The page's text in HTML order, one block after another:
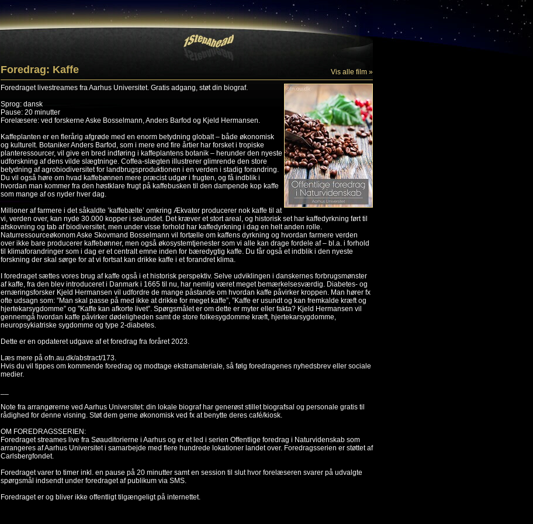
Foredrag: Kaffe
Vis alle film »
Foredraget livestreames fra Aarhus Universitet. Gratis adgang, støt din biograf.
Sprog: dansk
Pause: 20 minutter
Forelæsere: ved forskerne Aske Bosselmann, Anders Barfod og Kjeld Hermansen.
Kaffeplanten er en flerårig afgrøde med en enorm betydning globalt – både økonomisk
og kulturelt. Botaniker Anders Barfod, som i mere end fire årtier har forsket i tropiske
planteressourcer, vil give en bred indføring i kaffeplantens botanik – herunder den nyeste
udforskning af dens vilde slægtninge. Coffea-slægten illustrerer glimrende den store
betydning af agrobiodiversitet for landbrugsproduktionen i en verden i stadig forandring.
Du vil også høre om hvad kaffebønnen mere præcist udgør i frugten, og få indblik i
hvordan man kommer fra den høstklare frugt på kaffebusken til den dampende kop kaffe
som mange af os nyder hver dag.
Millioner af farmere i det såkaldte ’kaffebælte’ omkring Ækvator producerer nok kaffe til at
vi, verden over, kan nyde 30.000 kopper i sekundet. Det kræver et stort areal, og historisk set har kaffedyrkning ført til
afskovning og tab af biodiversitet, men under visse forhold har kaffedyrkning i dag en helt anden rolle.
Naturressourceøkonom Aske Skovmand Bosselmann vil fortælle om kaffens dyrkning og hvordan farmere verden
over ikke bare producerer kaffebønner, men også økosystemtjenester som vi alle kan drage fordele af – bl.a. i forhold
til klimaforandringer som i dag er et centralt emne inden for bæredygtig kaffe. Du får også et indblik i den nyeste
forskning der skal sørge for at vi fortsat kan drikke kaffe i et forandret klima.
I foredraget sættes vores brug af kaffe også i et historisk perspektiv. Selve udviklingen i danskernes forbrugsmønster
af kaffe, fra den blev introduceret i Danmark i 1665 til nu, har nemlig været meget bemærkelsesværdig. Diabetes- og
ernæringsforsker Kjeld Hermansen vil udfordre de mange påstande om hvordan kaffe påvirker kroppen. Man hører fx
ofte udsagn som: ”Man skal passe på med ikke at drikke for meget kaffe”, ”Kaffe er usundt og kan fremkalde kræft og
hjertekarsygdomme” og ”Kaffe kan afkorte livet”. Spørgsmålet er om dette er myter eller fakta? Kjeld Hermansen vil
gennemgå hvordan kaffe påvirker dødeligheden samt de store folkesygdomme kræft, hjertekarsygdomme,
neuropsykiatriske sygdomme og type 2-diabetes.
Dette er en opdateret udgave af et foredrag fra foråret 2023.
Læs mere på ofn.au.dk/abstract/173.
Hvis du vil tippes om kommende foredrag og modtage ekstramateriale, så følg foredragenes nyhedsbrev eller sociale
medier.
Note fra arrangørerne ved Aarhus Universitet: din lokale biograf har generøst stillet biografsal og personale gratis til
rådighed for denne visning. Støt dem gerne økonomisk ved fx at benytte deres café/kiosk.
OM FOREDRAGSSERIEN:
Foredraget streames live fra Søauditorierne i Aarhus og er et led i serien Offentlige foredrag i Naturvidenskab som
arrangeres af Aarhus Universitet i samarbejde med flere hundrede lokationer landet over. Foredragsserien er støttet af
Carlsbergfondet.
Foredraget varer to timer inkl. en pause på 20 minutter samt en session til slut hvor forelæseren svarer på udvalgte
spørgsmål indsendt under foredraget af publikum via SMS.
Foredraget er og bliver ikke offentligt tilgængeligt på internettet.